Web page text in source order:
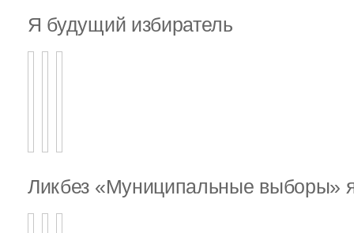
Я будущий избиратель
Ликбез «Муниципальные выборы»